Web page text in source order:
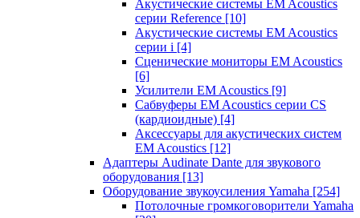
Акустические системы EM Acoustics
серии Reference [10]
Акустические системы EM Acoustics
серии i [4]
Сценические мониторы EM Acoustics
[6]
Усилители EM Acoustics [9]
Сабвуферы EM Acoustics серии CS
(кардиоидные) [4]
Аксессуары для акустических систем
EM Acoustics [12]
Адаптеры Audinate Dante для звукового
оборудования [13]
Оборудование звукоусиления Yamaha [254]
Потолочные громкоговорители Yamaha